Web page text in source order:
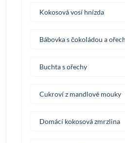
Kokosová vosí hnízda
Bábovka s čokoládou a
Buchta s ořechy
Cukroví z mandlové mouky
Domácí kokosová zmrzlina